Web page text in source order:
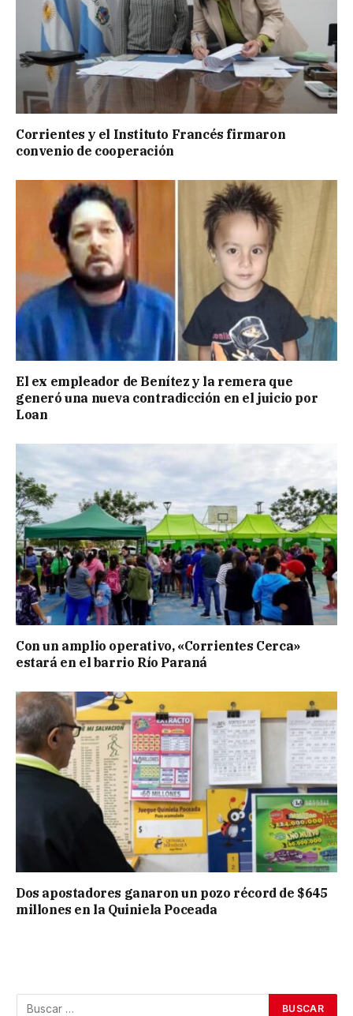
Corrientes y el Instituto Francés firmaron
convenio de cooperación
El ex empleador de Benítez y la remera que
generó una nueva contradicción en el juicio por
Loan
Con un amplio operativo, «Corrientes Cerca»
estará en el barrio Río Paraná
Dos apostadores ganaron un pozo récord de $645
millones en la Quiniela Poceada